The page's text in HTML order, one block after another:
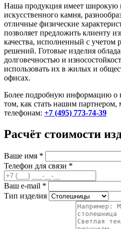
Наша продукция имеет широкую
искусственного камня,
отличные физические
позволяет предложить клиенту
качества, исполненный с учетом
решений. Готовые изделия
долговечностью и
использовать их в жилых и
офисах.
Более подробную информацию о
том, как стать нашим
телефонам: +7 (495) 773-74-39
Расчёт стоимости
Ваше имя *
Телефон для связи *
Ваш e-mail *
Тип изделия